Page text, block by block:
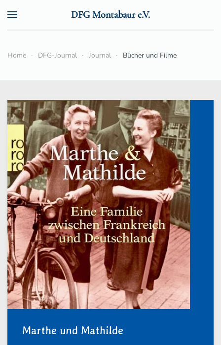
DFG Montabaur e.V.
Home DFG-Journal Journal Bücher und Filme
Marthe und Mathilde